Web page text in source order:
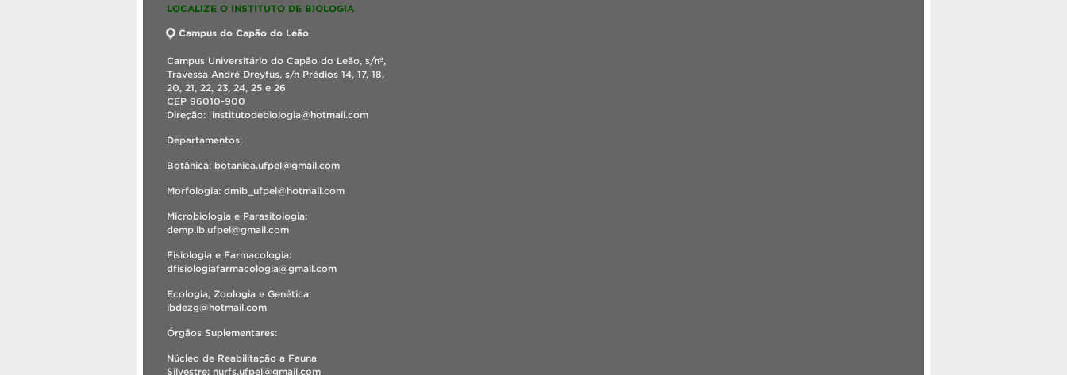
LOCALIZE O INSTITUTO DE BIOLOGIA
Campus do Capão do Leão
Campus Universitário do Capão do Leão, s/nº,
Travessa André Dreyfus, s/n Prédios 14, 17, 18,
20, 21, 22, 23, 24, 25 e 26
CEP 96010-900
Direção: institutodebiologia@hotmail.com
Departamentos:
Botânica: botanica.ufpel@gmail.com
Morfologia: dmib_ufpel@hotmail.com
Microbiologia e Parasitologia:
demp.ib.ufpel@gmail.com
Fisiologia e Farmacologia:
dfisiologiafarmacologia@gmail.com
Ecologia, Zoologia e Genética:
ibdezg@hotmail.com
Órgãos Suplementares:
Núcleo de Reabilitação a Fauna
Silvestre: nurfs.ufpel@gmail.com